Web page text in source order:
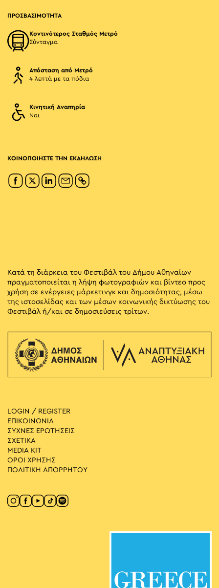
ΠΡΟΣΒΑΣΙΜΟΤΗΤΑ
Κοντινότερος Σταθμός Μετρό
Σύνταγμα
Απόσταση από Μετρό
4 λεπτά με τα πόδια
Κινητική Αναπηρία
Ναι
ΚΟΙΝΟΠΟΙΗΣΤΕ ΤΗΝ ΕΚΔΗΛΩΣΗ
Κατά τη διάρκεια του Φεστιβάλ του Δήμου Αθηναίων
πραγματοποιείται η λήψη φωτογραφιών και βίντεο προς
χρήση σε ενέργειες μάρκετινγκ και δημοσιότητας, μέσω
της ιστοσελίδας και των μέσων κοινωνικής δικτύωσης του
Φεστιβάλ ή/και σε δημοσιεύσεις τρίτων.
LOGIN / REGISTER
ΕΠΙΚΟΙΝΩΝΙΑ
ΣΥΧΝΕΣ ΕΡΩΤΗΣΕΙΣ
ΣΧΕΤΙΚΑ
MEDIA ΚIT
ΟΡΟΙ ΧΡΗΣΗΣ
ΠΟΛΙΤΙΚΗ ΑΠΟΡΡΗΤΟΥ